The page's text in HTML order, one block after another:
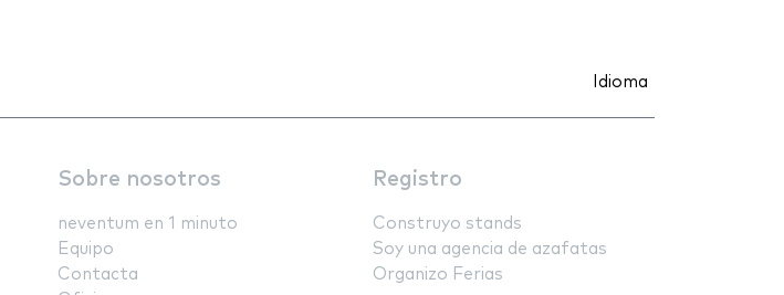
Idioma
Sobre nosotros
neventum en 1 minuto
Equipo
Contacta
Registro
Construyo stands
Soy una agencia de azafatas
Organizo Ferias